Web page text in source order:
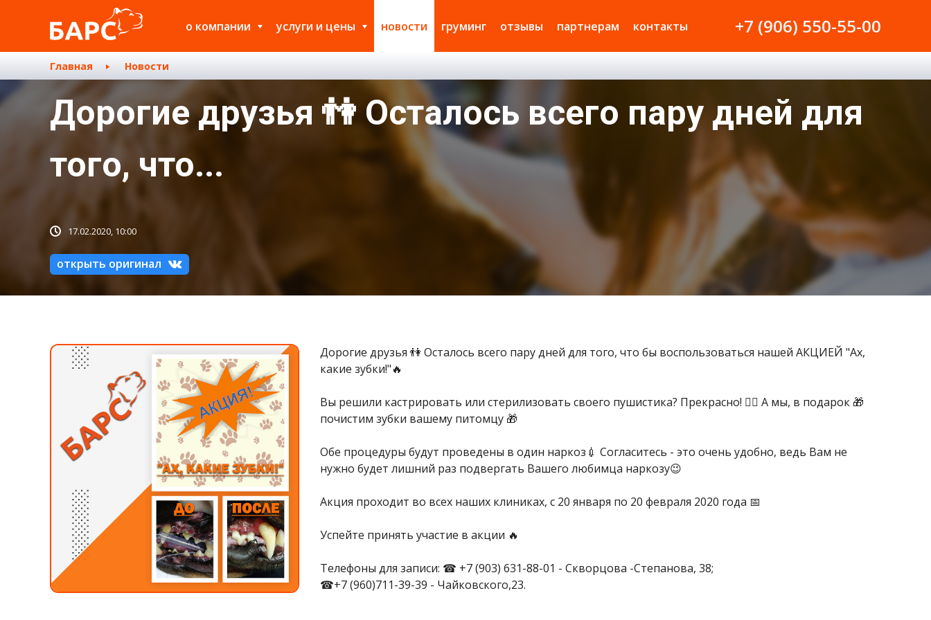
о компании услуги и цены новости груминг отзывы партнерам контакты +7 (906) 550-55-00
Главная Новости
Дорогие друзья 👫 Осталось всего пару дней для
того, что...
17.02.2020, 10:00
открыть оригинал
Дорогие друзья 👫 Осталось всего пару дней для того, что бы воспользоваться нашей АКЦИЕЙ "Ах,
какие зубки!"🔥
Вы решили кастрировать или стерилизовать своего пушистика? Прекрасно! 👍🏻 А мы, в подарок 🎁
почистим зубки вашему питомцу 🎁
Обе процедуры будут проведены в один наркоз💉 Согласитесь - это очень удобно, ведь Вам не
нужно будет лишний раз подвергать Вашего любимца наркозу😉
Акция проходит во всех наших клиниках, с 20 января по 20 февраля 2020 года 📅
Успейте принять участие в акции 🔥
Телефоны для записи: ☎ +7 (903) 631-88-01 - Скворцова -Степанова, 38;
☎+7 (960)711-39-39 - Чайковского,23.